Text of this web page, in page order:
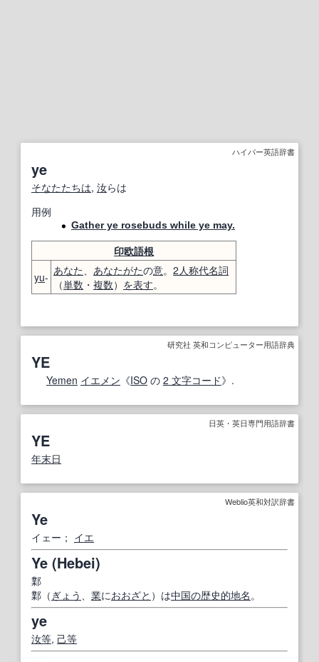
ハイパー英語辞書
ye
そなたたちは, 汝らは
用例
Gather ye rosebuds while ye may.
印欧語根
yu- あなた、 あなたがたの意。 2人称代名詞
（単数 ・ 複数） を表す。
研究社 英和コンピューター用語辞典
YE
Yemen イエメン 《ISO の 2 文字コード》.
日英・英日専門用語辞書
YE
年末日
Weblio英和対訳辞書
Ye
イェー； イエ
Ye (Hebei)
鄴
鄴（ ぎょう 、 業におおざと ）は中国の歴史的地名。
ye
汝等, 己等